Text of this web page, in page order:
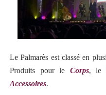
Le Palmarès est classé en
Produits pour le Corps, le
Accessoires.